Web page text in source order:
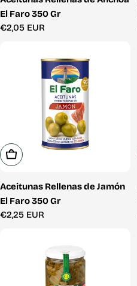
El Faro 350 Gr
Precio
€2,05 EUR
Añadir A La Cesta
Aceitunas Rellenas de Jamón
El Faro 350 Gr
Precio
€2,25 EUR